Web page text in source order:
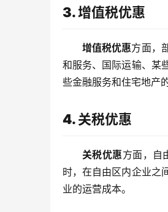
3. 增值税优惠
增值税优惠方面，
和服务、国际运输、某
些金融服务和住宅地产
4. 关税优惠
关税优惠方面，自
时，在自由区内企业之
业的运营成本。